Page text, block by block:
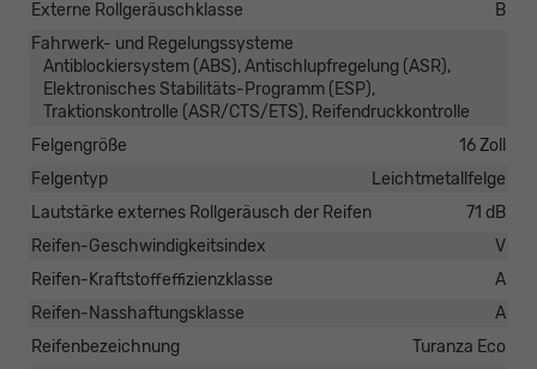
Externe Rollgeräuschklasse
B
Fahrwerk- und Regelungssysteme
Antiblockiersystem (ABS), Antischlupfregelung (ASR),
Elektronisches Stabilitäts-Programm (ESP),
Traktionskontrolle (ASR/CTS/ETS), Reifendruckkontrolle
Felgengröße
16 Zoll
Felgentyp
Leichtmetallfelge
Lautstärke externes Rollgeräusch der Reifen
71 dB
Reifen-Geschwindigkeitsindex
V
Reifen-Kraftstoffeffizienzklasse
A
Reifen-Nasshaftungsklasse
A
Reifenbezeichnung
Turanza Eco